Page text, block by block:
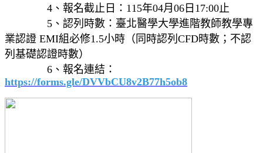
4、報名截止日：115年04月06日17:00止
5、認列時數：臺北醫學大學進階教師教學專
業認證 EMI組必修1.5小時（同時認列CFD時數；不認
列基礎認證時數）
6、報名連結：
https://forms.gle/DVVbCU8v2B77h5ob8